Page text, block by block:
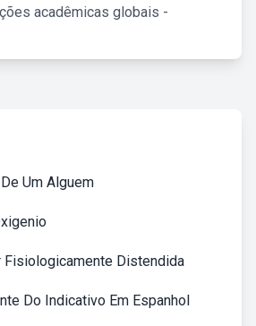
acadêmicas globais -
Um Alguem
Fisiologicamente Distendida
Do Indicativo Em Espanhol